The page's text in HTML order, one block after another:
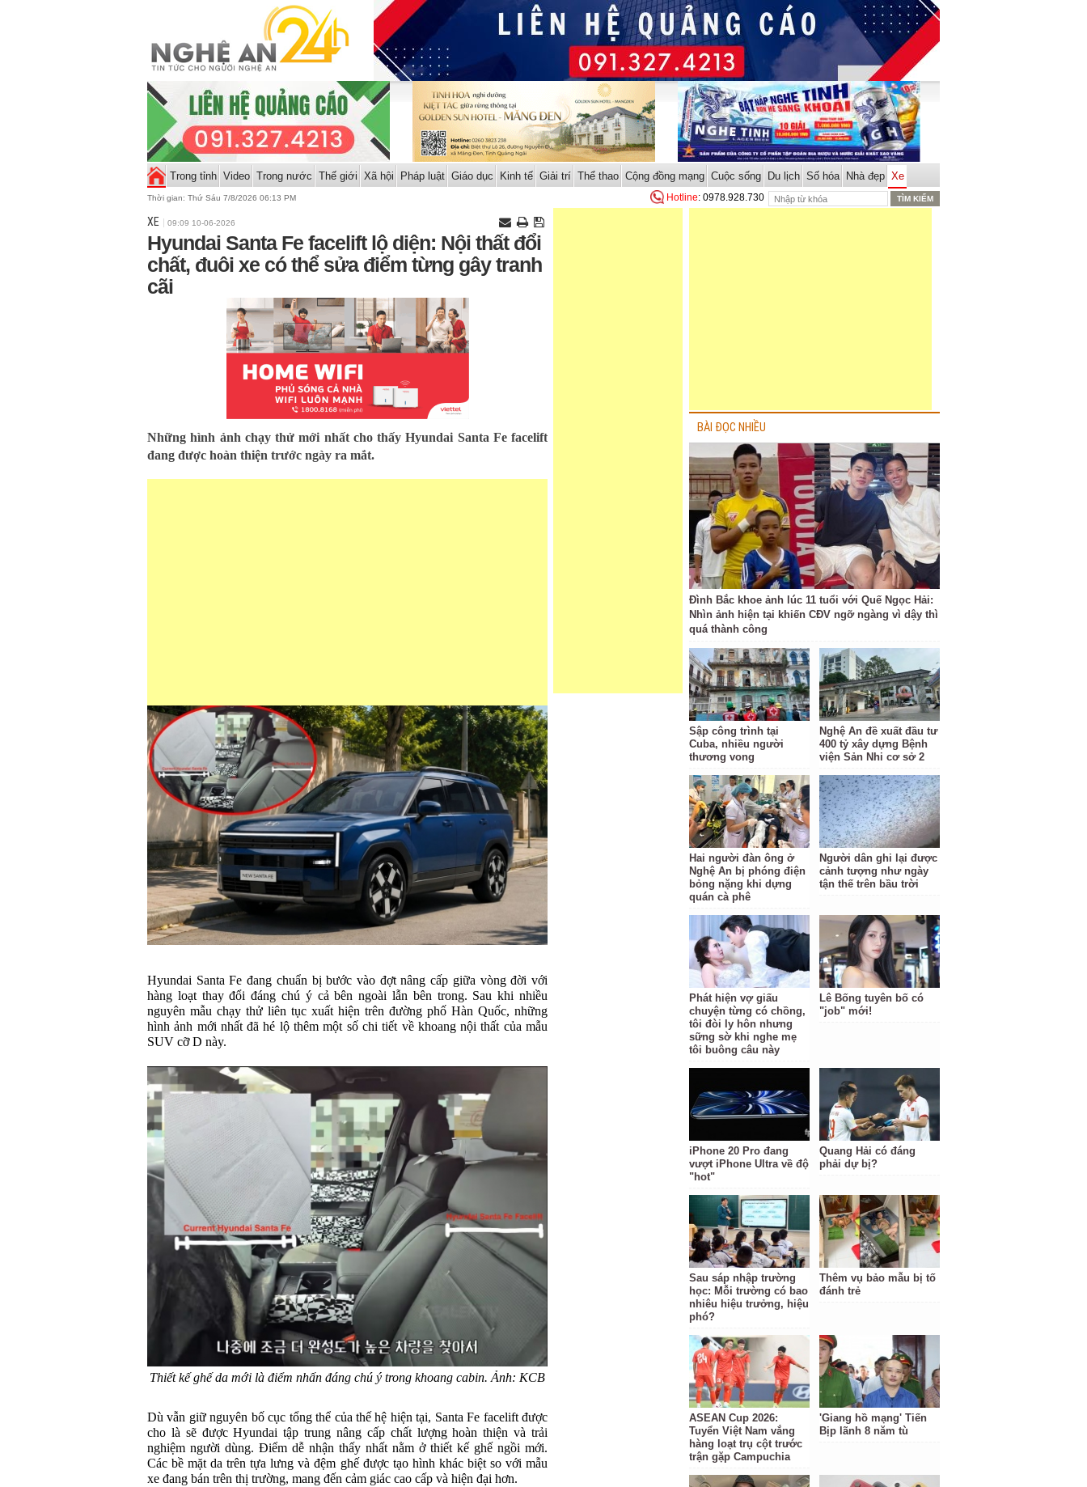
Trong tỉnh Video Trong nước Thế giới Xã hội Pháp luật Giáo dục Kinh tế Giải trí Thể thao Cộng đồng mạng Cuộc sống Du lịch Số hóa Nhà đẹp Xe
Thời gian: Thứ Sáu 7/8/2026 06:13 PM Hotline: 0978.928.730
XE 09:09 10-06-2026
Hyundai Santa Fe facelift lộ diện: Nội thất đổi
chất, đuôi xe có thể sửa điểm từng gây tranh
cãi
Những hình ảnh chạy thử mới nhất cho thấy Hyundai Santa Fe facelift
đang được hoàn thiện trước ngày ra mắt.
Hyundai Santa Fe đang chuẩn bị bước vào đợt nâng cấp giữa vòng đời với
hàng loạt thay đổi đáng chú ý cả bên ngoài lẫn bên trong. Sau khi nhiều
nguyên mẫu chạy thử liên tục xuất hiện trên đường phố Hàn Quốc, những
hình ảnh mới nhất đã hé lộ thêm một số chi tiết về khoang nội thất của mẫu
SUV cỡ D này.
Thiết kế ghế da mới là điểm nhấn đáng chú ý trong khoang cabin. Ảnh: KCB
Dù vẫn giữ nguyên bố cục tổng thể của thế hệ hiện tại, Santa Fe facelift được
cho là sẽ được Hyundai tập trung nâng cấp chất lượng hoàn thiện và trải
nghiệm người dùng. Điểm dễ nhận thấy nhất nằm ở thiết kế ghế ngồi mới.
Các bề mặt da trên tựa lưng và đệm ghế được tạo hình khác biệt so với mẫu
xe đang bán trên thị trường, mang đến cảm giác cao cấp và hiện đại hơn.
BÀI ĐỌC NHIỀU
Đình Bắc khoe ảnh lúc 11 tuổi với Quế Ngọc Hải:
Nhìn ảnh hiện tại khiến CĐV ngỡ ngàng vì dậy thì
quá thành công
Sập công trình tại
Cuba, nhiều người
thương vong
Nghệ An đề xuất đầu tư
400 tỷ xây dựng Bệnh
viện Sản Nhi cơ sở 2
Hai người đàn ông ở
Nghệ An bị phóng điện
bỏng nặng khi dựng
quán cà phê
Người dân ghi lại được
cảnh tượng như ngày
tận thế trên bầu trời
Phát hiện vợ giấu
chuyện từng có chồng,
tôi đòi ly hôn nhưng
sững sờ khi nghe mẹ
tôi buông câu này
Lê Bống tuyên bố có
"job" mới!
iPhone 20 Pro đang
vượt iPhone Ultra về độ
"hot"
Quang Hải có đáng
phải dự bị?
Sau sáp nhập trường
học: Mỗi trường có bao
nhiêu hiệu trưởng, hiệu
phó?
Thêm vụ bảo mẫu bị tố
đánh trẻ
ASEAN Cup 2026:
Tuyển Việt Nam vắng
hàng loạt trụ cột trước
trận gặp Campuchia
'Giang hồ mạng' Tiến
Bịp lãnh 8 năm tù